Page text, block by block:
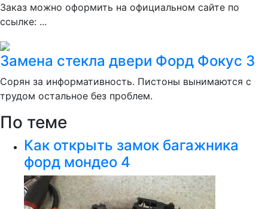
Заказ можно оформить на официальном сайте по
ссылке: ...
Замена стекла двери Форд Фокус 3
Сорян за информативность. Пистоны вынимаются с
трудом остальное без проблем.
По теме
Как открыть замок багажника
форд мондео 4